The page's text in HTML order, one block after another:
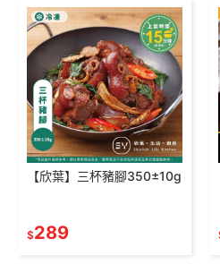
【欣葉】三杯豬腳350±10g
$289